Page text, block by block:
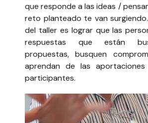
que responde a las ideas /
reto planteado te van
del taller es lograr que las
respuestas que están
propuestas, busquen
aprendan de las
participantes.